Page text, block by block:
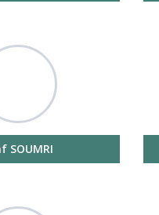
SOUMRI